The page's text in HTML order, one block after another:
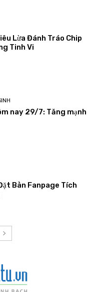
Lừa Đánh Tráo Chip
Tinh Vi
nay 29/7: Tăng mạnh
Bàn Fanpage Tích